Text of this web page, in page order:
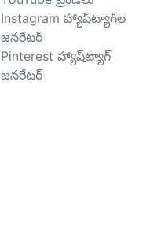
Instagram హ్యాష్‌ట్యాగ్‌ల
జనరేటర్
Pinterest హ్యాష్‌ట్యాగ్
జనరేటర్